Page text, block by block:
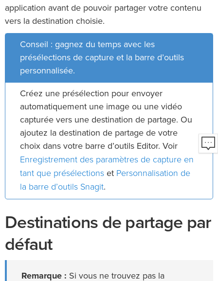
application avant de pouvoir partager votre contenu
vers la destination choisie.
Conseil : gagnez du temps avec les
présélections de capture et la barre d’outils
personnalisée.
Créez une présélection pour envoyer
automatiquement une image ou une vidéo
capturée vers une destination de partage. Ou
ajoutez la destination de partage de votre
choix dans votre barre d’outils Editor. Voir
Enregistrement des paramètres de capture en
tant que présélections et Personnalisation de
la barre d’outils Snagit.
Destinations de partage par
défaut
Remarque : Si vous ne trouvez pas la